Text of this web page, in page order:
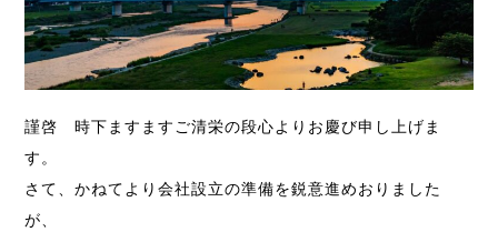
謹啓 時下ますますご清栄の段心よりお慶び申し上げま
す。
さて、かねてより会社設立の準備を鋭意進めおりました
が、